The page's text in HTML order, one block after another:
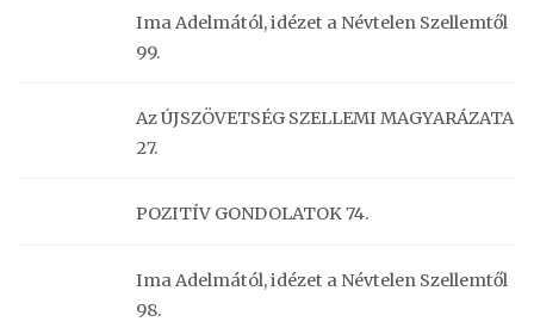
Ima Adelmától, idézet a Névtelen Szellemtől
99.
Az ÚJSZÖVETSÉG SZELLEMI MAGYARÁZATA
27.
POZITÍV GONDOLATOK 74.
Ima Adelmától, idézet a Névtelen Szellemtől
98.